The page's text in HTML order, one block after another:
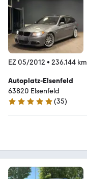
EZ 05/2012 • 236.144 km
Autoplatz-Elsenfeld
63820 Elsenfeld
5 Sterne
(35)